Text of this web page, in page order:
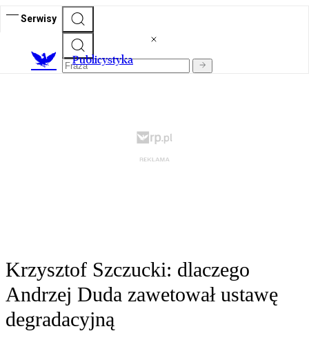
Serwisy
Publicystyka
Krzysztof Szczucki: dlaczego
Andrzej Duda zawetował ustawę
degradacyjną